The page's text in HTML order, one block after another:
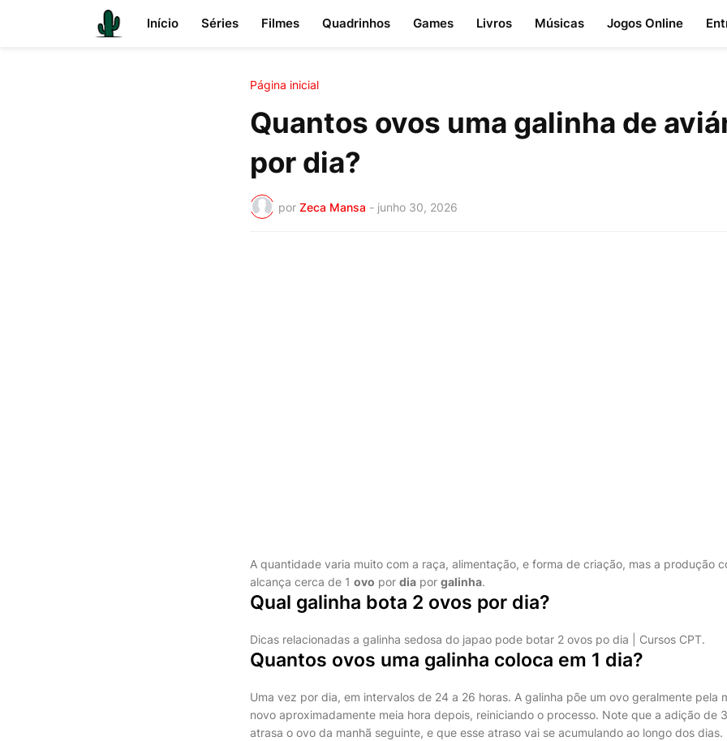
Início Séries Filmes Quadrinhos Games Livros Músicas Jogos Online
Página inicial
Quantos ovos uma galinha de
por dia?
por Zeca Mansa - junho 30, 2026
A quantidade varia muito com a raça, alimentação, e forma de criação, mas a produção
alcança cerca de 1 ovo por dia por galinha.
Qual galinha bota 2 ovos por dia?
Dicas relacionadas a galinha sedosa do japao pode botar 2 ovos po dia | Cursos CPT.
Quantos ovos uma galinha coloca em 1 dia?
Uma vez por dia, em intervalos de 24 a 26 horas. A galinha põe um ovo geralmente pela
novo aproximadamente meia hora depois, reiniciando o processo. Note que a adição de
atrasa o ovo da manhã seguinte, e que esse atraso vai se acumulando ao longo dos dias.